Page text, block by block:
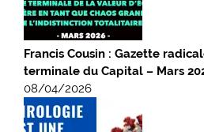
Francis Cousin : Gazette
terminale du Capital – Mars
08/04/2026